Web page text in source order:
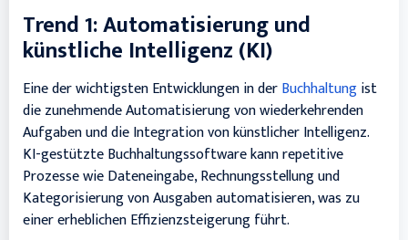
Trend 1: Automatisierung und
künstliche Intelligenz (KI)
Eine der wichtigsten Entwicklungen in derBuchhaltungist
die zunehmende Automatisierung von wiederkehrenden
Aufgaben und die Integration von künstlicher Intelligenz.
KI-gestützte Buchhaltungssoftware kann repetitive
Prozesse wie Dateneingabe, Rechnungsstellung und
Kategorisierung von Ausgaben automatisieren, was zu
einer erheblichen Effizienzsteigerung führt.